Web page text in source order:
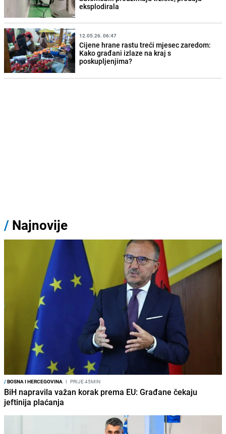
eksplodirala
12.05.26. 06:47
Cijene hrane rastu treći mjesec zaredom:
Kako građani izlaze na kraj s
poskupljenjima?
/ Najnovije
/BOSNA I HERCEGOVINA I PRIJE 45MIN
BiH napravila važan korak prema EU: Građane čekaju
jeftinija plaćanja